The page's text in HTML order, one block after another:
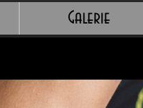
Galerie